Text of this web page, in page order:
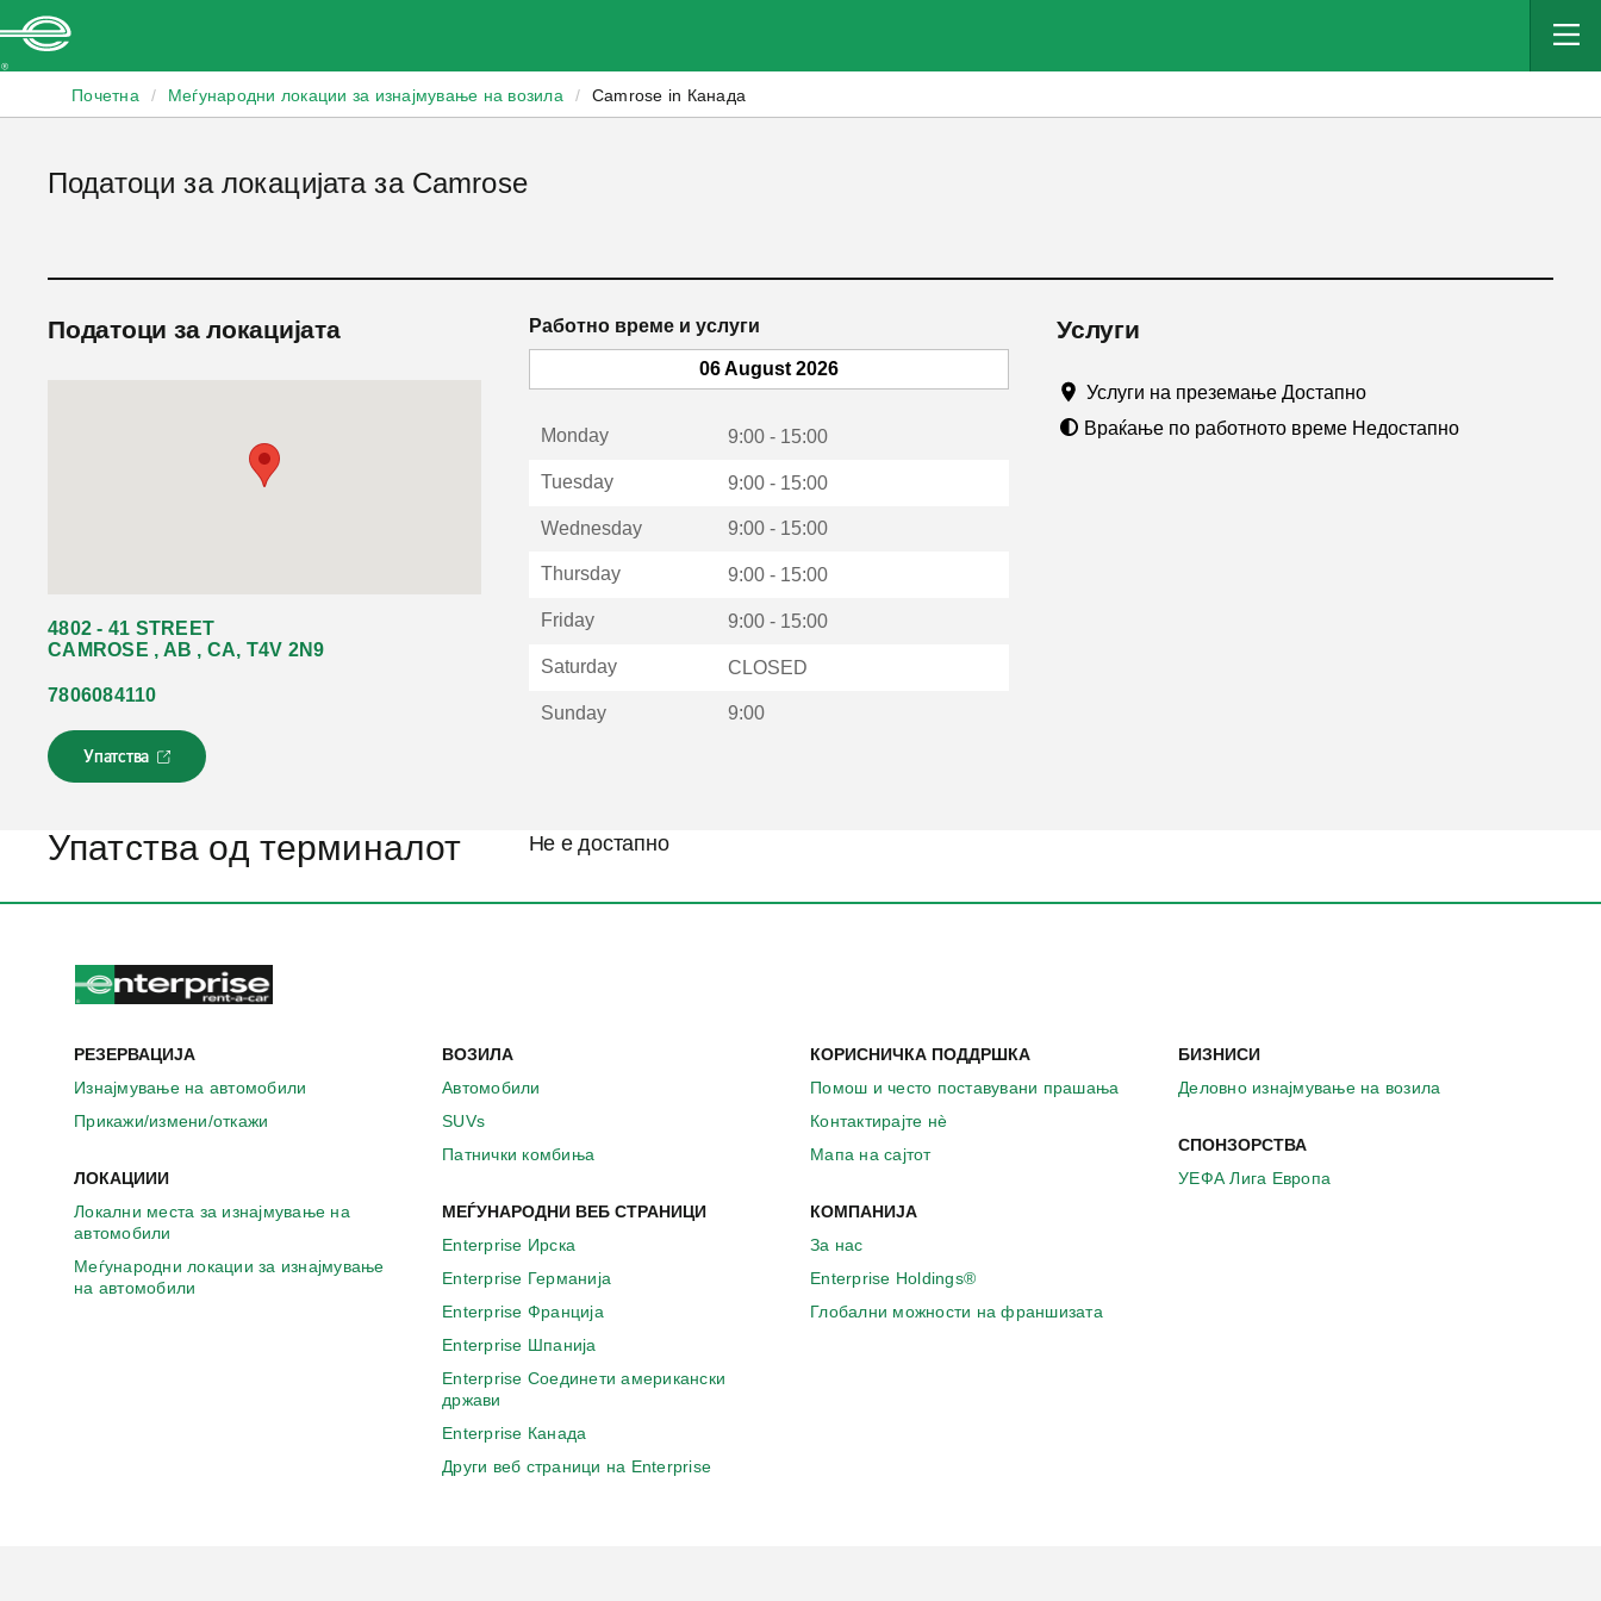
Почетна / Меѓународни локации за изнајмување на возила / Camrose in Канада
Податоци за локацијата за Camrose
Податоци за локацијата
4802 - 41 STREET
CAMROSE , AB , CA, T4V 2N9
7806084110
Упатства
Л
и
о
с
т
в
р
в
о
о
в
о
п
р
о
Работно време и услуги
06 August 2026
Monday 9:00 - 15:00
Tuesday 9:00 - 15:00
Wednesday 9:00 - 15:00
Thursday 9:00 - 15:00
Friday 9:00 - 15:00
Saturday CLOSED
Sunday 9:00
Услуги
Услуги на преземање Достапно
Враќање по работното време Недостапно
Упатства од терминалот Не е достапно
РЕЗЕРВАЦИЈА
Изнајмување на автомобили
Прикажи/измени/откажи
ЛОКАЦИИИ
Локални места за изнајмување на
автомобили
Меѓународни локации за изнајмување
на автомобили
ВОЗИЛА
Автомобили
SUVs
Патнички комбиња
МЕЃУНАРОДНИ ВЕБ СТРАНИЦИ
Enterprise Ирска
Enterprise Германија
Enterprise Франција
Enterprise Шпанија
Enterprise Соединети американски
држави
Enterprise Канада
Други веб страници на Enterprise
КОРИСНИЧКА ПОДДРШКА
Помош и често поставувани прашања
Контактирајте нѐ
Мапа на сајтот
КОМПАНИЈА
За нас
Enterprise Holdings®
Глобални можности на франшизата
БИЗНИСИ
Деловно изнајмување на возила
СПОНЗОРСТВА
УЕФА Лига Европа